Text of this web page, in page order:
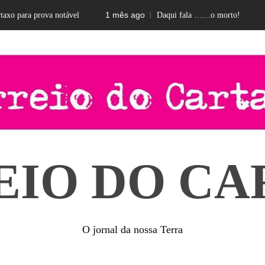
notável 1 mês ago Daqui fala ……o morto! 2 meses
DO
O jornal da nossa Terra